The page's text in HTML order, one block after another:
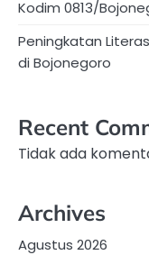
Kodim 0813/
Peningkatan
di Bojonegoro
Recent
Tidak ada
Archives
Agustus 2026